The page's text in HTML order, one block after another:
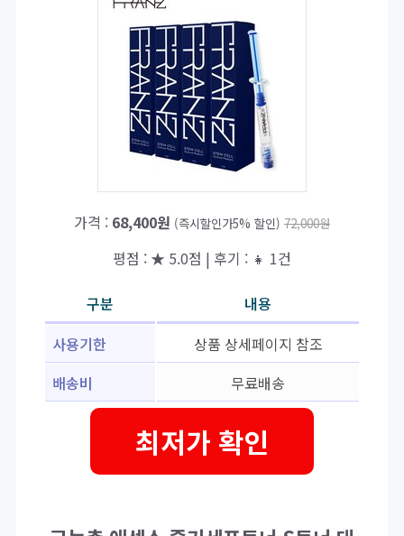
가격 : 68,400원 (즉시할인가5% 할인) 72,000원
평점 : ★ 5.0점 | 후기 : 👧 1건
구분
내용
사용기한
상품 상세페이지 참조
배송비
무료배송
최저가 확인